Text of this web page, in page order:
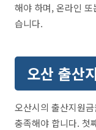
해야 하며, 온라인
습니다.
오산 출산
오산시의 출산지원
충족해야 합니다. 첫